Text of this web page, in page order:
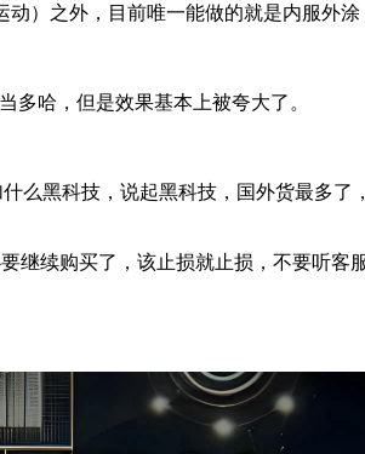
）之外，目前唯一能做的就是内服外涂
多哈，但是效果基本上被夸大了。
么黑科技，说起黑科技，国外货最多了
继续购买了，该止损就止损，不要听客